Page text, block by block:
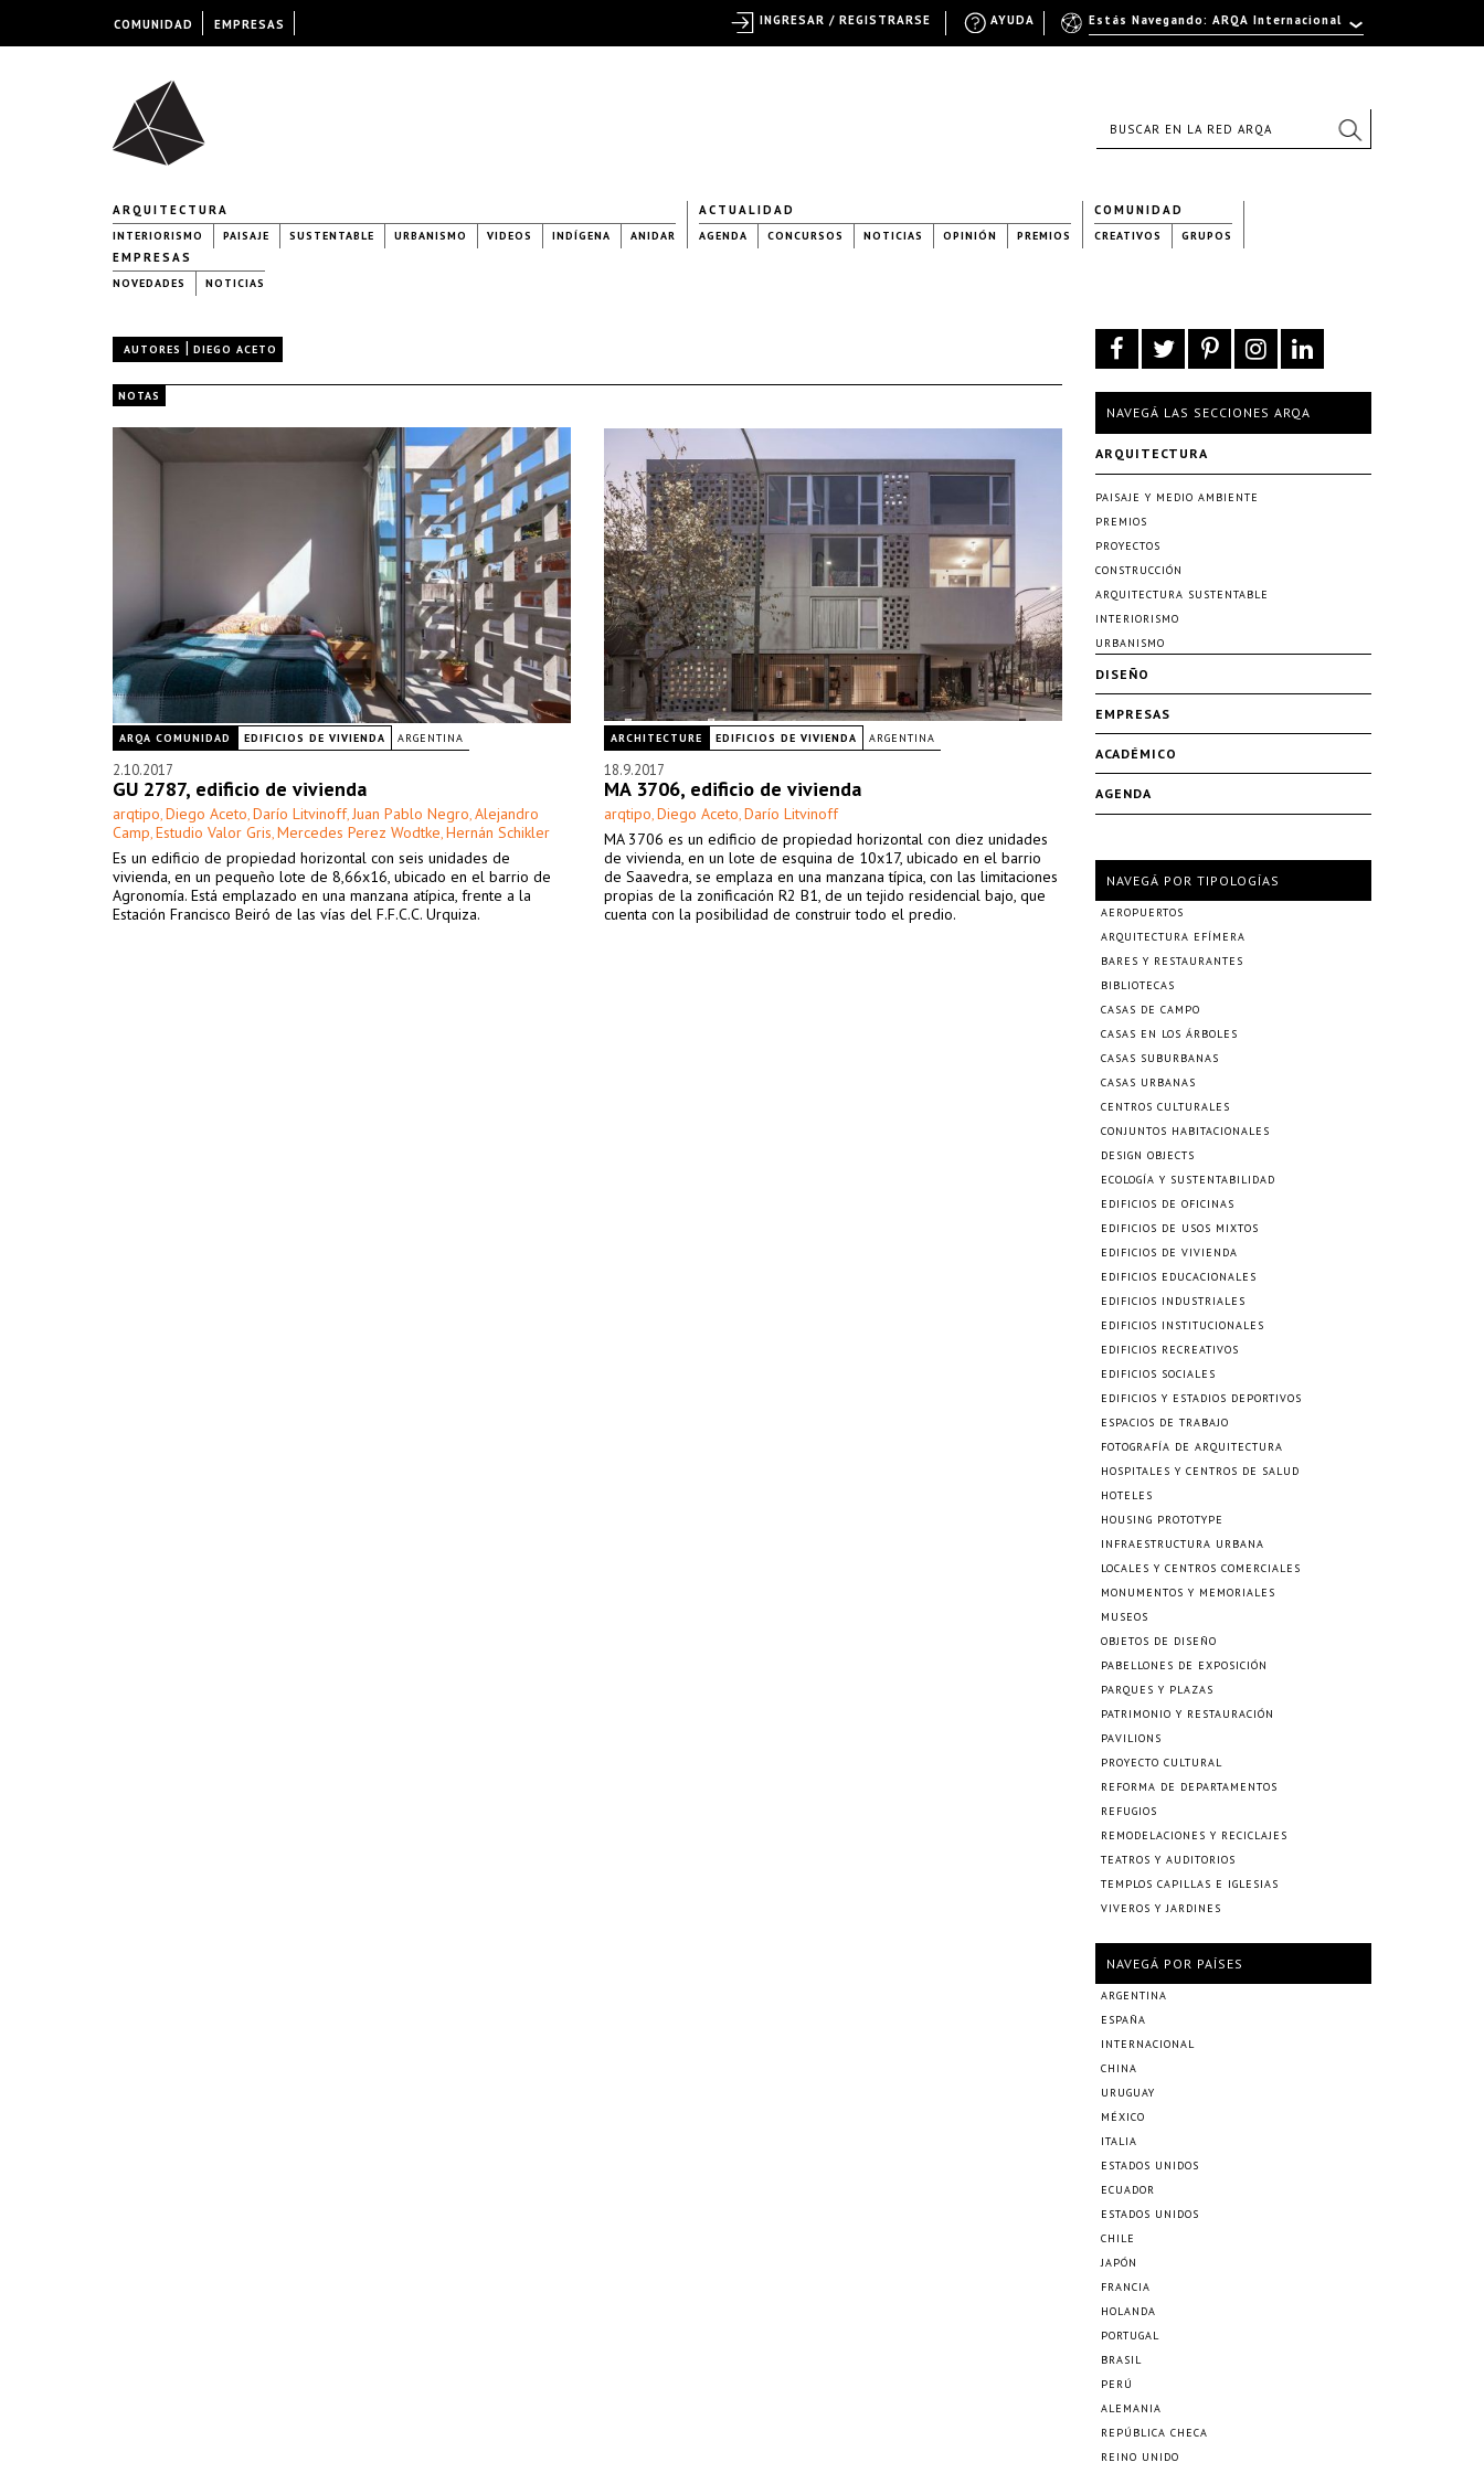
ARQUITECTURA
INTERIORISMO PAISAJE SUSTENTABLE URBANISMO VIDEOS INDÍGENA ANIDAR
ACTUALIDAD
AGENDA CONCURSOS NOTICIAS OPINIÓN PREMIOS
COMUNIDAD
CREATIVOS GRUPOS
EMPRESAS
NOVEDADES NOTICIAS
AUTORES | DIEGO ACETO
NOTAS
ARQA COMUNIDAD EDIFICIOS DE VIVIENDA ARGENTINA
2.10.2017
GU 2787, edificio de vivienda
arqtipo, Diego Aceto, Darío Litvinoff, Juan Pablo Negro, Alejandro
Camp, Estudio Valor Gris, Mercedes Perez Wodtke, Hernán Schikler
Es un edificio de propiedad horizontal con seis unidades de
vivienda, en un pequeño lote de 8,66x16, ubicado en el barrio de
Agronomía. Está emplazado en una manzana atípica, frente a la
Estación Francisco Beiró de las vías del F.F.C.C. Urquiza.
ARCHITECTURE EDIFICIOS DE VIVIENDA ARGENTINA
18.9.2017
MA 3706, edificio de vivienda
arqtipo, Diego Aceto, Darío Litvinoff
MA 3706 es un edificio de propiedad horizontal con diez unidades
de vivienda, en un lote de esquina de 10x17, ubicado en el barrio
de Saavedra, se emplaza en una manzana típica, con las limitaciones
propias de la zonificación R2 B1, de un tejido residencial bajo, que
cuenta con la posibilidad de construir todo el predio.
NAVEGÁ LAS SECCIONES ARQA
ARQUITECTURA
PAISAJE Y MEDIO AMBIENTE
PREMIOS
PROYECTOS
CONSTRUCCIÓN
ARQUITECTURA SUSTENTABLE
INTERIORISMO
URBANISMO
DISEÑO
EMPRESAS
ACADÉMICO
AGENDA
NAVEGÁ POR TIPOLOGÍAS
AEROPUERTOS
ARQUITECTURA EFÍMERA
BARES Y RESTAURANTES
BIBLIOTECAS
CASAS DE CAMPO
CASAS EN LOS ÁRBOLES
CASAS SUBURBANAS
CASAS URBANAS
CENTROS CULTURALES
CONJUNTOS HABITACIONALES
DESIGN OBJECTS
ECOLOGÍA Y SUSTENTABILIDAD
EDIFICIOS DE OFICINAS
EDIFICIOS DE USOS MIXTOS
EDIFICIOS DE VIVIENDA
EDIFICIOS EDUCACIONALES
EDIFICIOS INDUSTRIALES
EDIFICIOS INSTITUCIONALES
EDIFICIOS RECREATIVOS
EDIFICIOS SOCIALES
EDIFICIOS Y ESTADIOS DEPORTIVOS
ESPACIOS DE TRABAJO
FOTOGRAFÍA DE ARQUITECTURA
HOSPITALES Y CENTROS DE SALUD
HOTELES
HOUSING PROTOTYPE
INFRAESTRUCTURA URBANA
LOCALES Y CENTROS COMERCIALES
MONUMENTOS Y MEMORIALES
MUSEOS
OBJETOS DE DISEÑO
PABELLONES DE EXPOSICIÓN
PARQUES Y PLAZAS
PATRIMONIO Y RESTAURACIÓN
PAVILIONS
PROYECTO CULTURAL
REFORMA DE DEPARTAMENTOS
REFUGIOS
REMODELACIONES Y RECICLAJES
TEATROS Y AUDITORIOS
TEMPLOS CAPILLAS E IGLESIAS
VIVEROS Y JARDINES
NAVEGÁ POR PAÍSES
ARGENTINA
ESPAÑA
INTERNACIONAL
CHINA
URUGUAY
MÉXICO
ITALIA
ESTADOS UNIDOS
ECUADOR
ESTADOS UNIDOS
CHILE
JAPÓN
FRANCIA
HOLANDA
PORTUGAL
BRASIL
PERÚ
ALEMANIA
REPÚBLICA CHECA
REINO UNIDO
COMUNIDAD EMPRESAS Estás Navegando: ARQA Internacional
AYUDA
INGRESAR / REGISTRARSE